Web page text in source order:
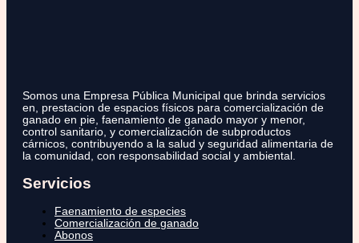
Somos una Empresa Pública Municipal que brinda servicios
en, prestacion de espacios físicos para comercialización de
ganado en pie, faenamiento de ganado mayor y menor,
control sanitario, y comercialización de subproductos
cárnicos, contribuyendo a la salud y seguridad alimentaria de
la comunidad, con responsabilidad social y ambiental.
Servicios
Faenamiento de especies
Comercialización de ganado
Abonos